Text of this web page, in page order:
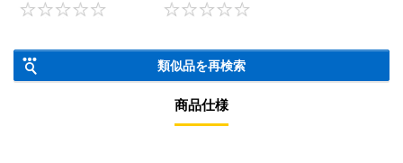
0
類似品を再検索
商品仕様